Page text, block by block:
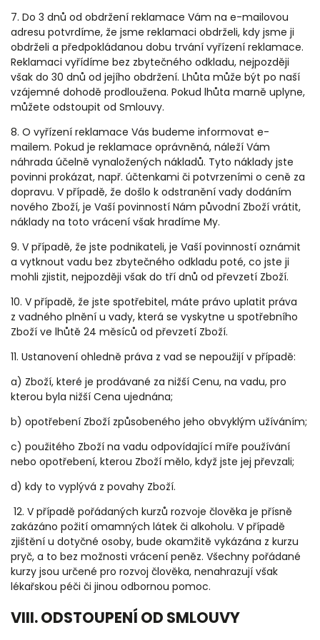
7. Do 3 dnů od obdržení reklamace Vám na e-mailovou
adresu potvrdíme, že jsme reklamaci obdrželi, kdy jsme ji
obdrželi a předpokládanou dobu trvání vyřízení reklamace.
Reklamaci vyřídíme bez zbytečného odkladu, nejpozději
však do 30 dnů od jejího obdržení. Lhůta může být po naší
vzájemné dohodě prodloužena. Pokud lhůta marně uplyne,
můžete odstoupit od Smlouvy.
8. O vyřízení reklamace Vás budeme informovat e-
mailem. Pokud je reklamace oprávněná, náleží Vám
náhrada účelně vynaložených nákladů. Tyto náklady jste
povinni prokázat, např. účtenkami či potvrzeními o ceně za
dopravu. V případě, že došlo k odstranění vady dodáním
nového Zboží, je Vaší povinností Nám původní Zboží vrátit,
náklady na toto vrácení však hradíme My.
9. V případě, že jste podnikateli, je Vaší povinností oznámit
a vytknout vadu bez zbytečného odkladu poté, co jste ji
mohli zjistit, nejpozději však do tří dnů od převzetí Zboží.
10. V případě, že jste spotřebitel, máte právo uplatit práva
z vadného plnění u vady, která se vyskytne u spotřebního
Zboží ve lhůtě 24 měsíců od převzetí Zboží.
11. Ustanovení ohledně práva z vad se nepoužijí v případě:
a) Zboží, které je prodávané za nižší Cenu, na vadu, pro
kterou byla nižší Cena ujednána;
b) opotřebení Zboží způsobeného jeho obvyklým užíváním;
c) použitého Zboží na vadu odpovídající míře používání
nebo opotřebení, kterou Zboží mělo, když jste jej převzali;
d) kdy to vyplývá z povahy Zboží.
12. V případě pořádaných kurzů rozvoje člověka je přísně
zakázáno požití omamných látek či alkoholu. V případě
zjištění u dotyčné osoby, bude okamžitě vykázána z kurzu
pryč, a to bez možnosti vrácení peněz. Všechny pořádané
kurzy jsou určené pro rozvoj člověka, nenahrazují však
lékařskou péči či jinou odbornou pomoc.
VIII. ODSTOUPENÍ OD SMLOUVY